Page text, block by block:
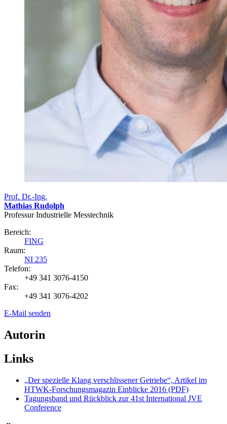
Prof. Dr.-Ing.
Mathias Rudolph
Professur Industrielle Messtechnik
Bereich:
FING
Raum:
NI 235
Telefon:
+49 341 3076-4150
Fax:
+49 341 3076-4202
E-Mail senden
Autorin
Links
„Der spezielle Klang verschlissener Getriebe“, Artikel im
HTWK-Forschungsmagazin Einblicke 2016 (PDF)
Tagungsband und Rückblick zur 41st International JVE
Conference